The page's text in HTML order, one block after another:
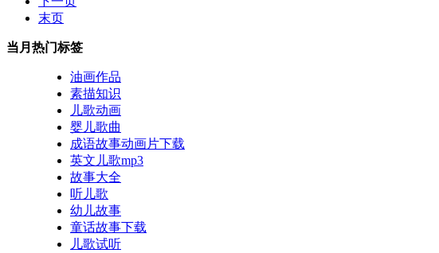
末页
当月热门标签
油画作品
素描知识
儿歌动画
婴儿歌曲
成语故事动画片下载
英文儿歌mp3
故事大全
听儿歌
幼儿故事
童话故事下载
儿歌试听